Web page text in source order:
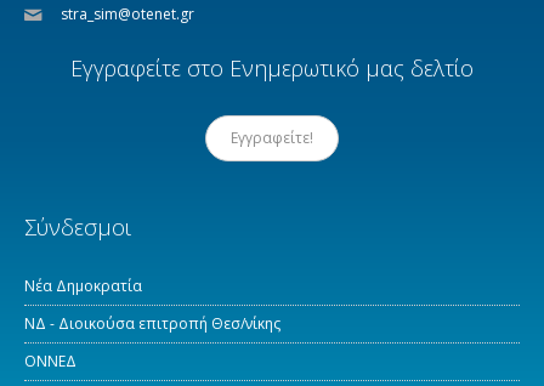
stra_sim@otenet.gr
Εγγραφείτε στο Ενημερωτικό μας δελτίο
Εγγραφείτε!
Σύνδεσμοι
Νέα Δημοκρατία
ΝΔ - Διοικούσα επιτροπή Θεσ/νίκης
ΟΝΝΕΔ